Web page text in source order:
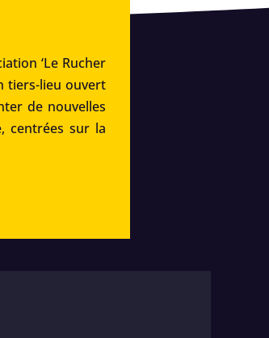
‘Le Rucher
tiers-lieu ouvert
de nouvelles
centrées sur la